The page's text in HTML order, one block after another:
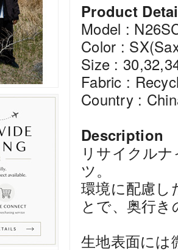
Product
Model :
Color :
Size :
Fabric :
Country :
Description
リサイクル
ツ。
環境に配慮し
とで、奥行
生地表面には